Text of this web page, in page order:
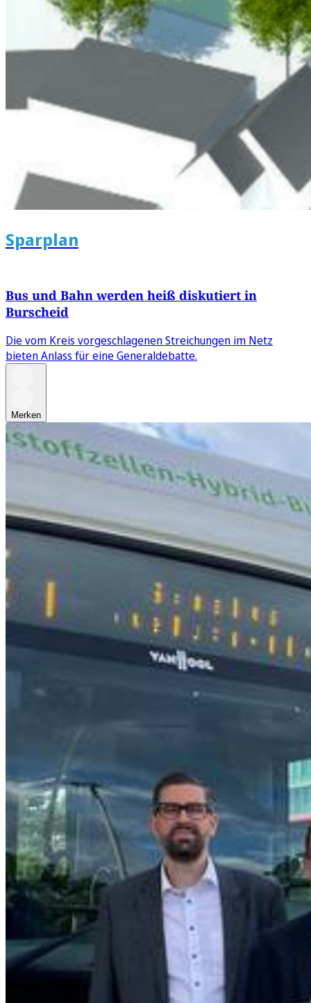
Sparplan
Bus und Bahn werden heiß diskutiert in
Burscheid
Die vom Kreis vorgeschlagenen Streichungen im Netz
bieten Anlass für eine Generaldebatte.
Merken